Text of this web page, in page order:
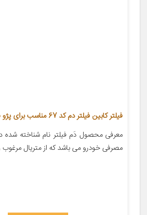
فیلتر کابین فیلتر دم کد 67 مناسب برای پژو 405
معرفی محصول دَم فیلتر نام شناخته
مصرفی خودرو می باشد که از متریال مرغوب